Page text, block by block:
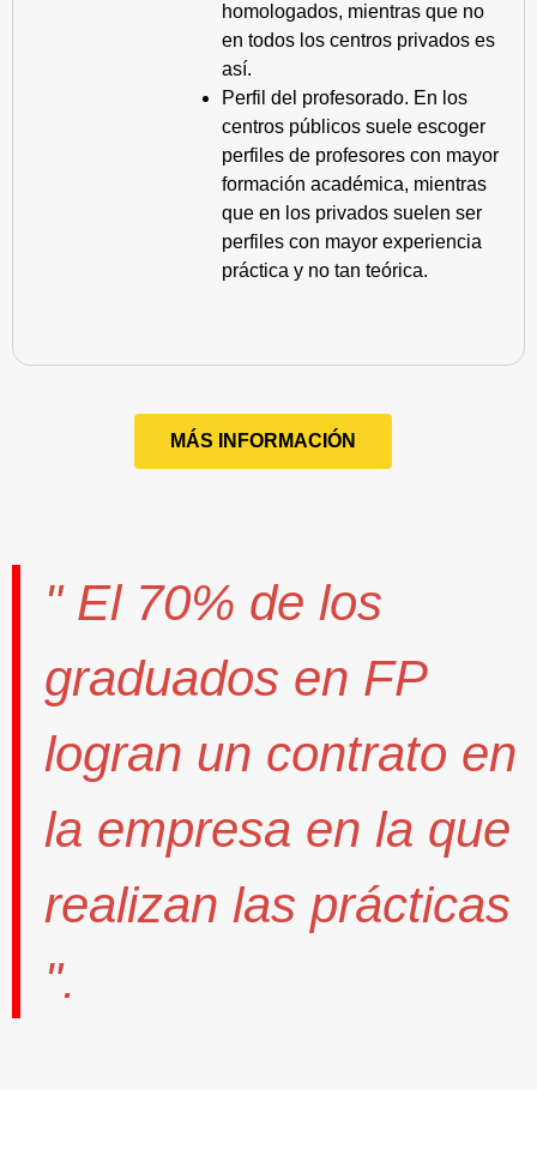
homologados, mientras que no
en todos los centros privados es
así.
Perfil del profesorado. En los
centros públicos suele escoger
perfiles de profesores con mayor
formación académica, mientras
que en los privados suelen ser
perfiles con mayor experiencia
práctica y no tan teórica.
MÁS INFORMACIÓN
" El 70% de los
graduados en FP
logran un contrato en
la empresa en la que
realizan las prácticas
".